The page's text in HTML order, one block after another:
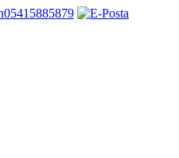
05415885879